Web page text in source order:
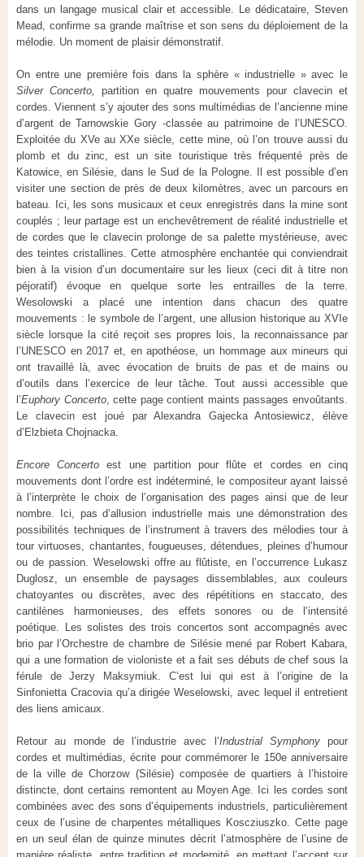
dans un langage musical clair et accessible. Le dédicataire, Steven
Mead, confirme sa grande maîtrise et son sens du déploiement de la
mélodie. Un moment de plaisir démonstratif.
On entre une première fois dans la sphère « industrielle » avec le
Silver Concerto, partition en quatre mouvements pour clavecin et
cordes. Viennent s’y ajouter des sons multimédias de l’ancienne mine
d’argent de Tarnowskie Gory -classée au patrimoine de l’UNESCO.
Exploitée du XVe au XXe siècle, cette mine, où l’on trouve aussi du
plomb et du zinc, est un site touristique très fréquenté près de
Katowice, en Silésie, dans le Sud de la Pologne. Il est possible d’en
visiter une section de près de deux kilomètres, avec un parcours en
bateau. Ici, les sons musicaux et ceux enregistrés dans la mine sont
couplés ; leur partage est un enchevêtrement de réalité industrielle et
de cordes que le clavecin prolonge de sa palette mystérieuse, avec
des teintes cristallines. Cette atmosphère enchantée qui conviendrait
bien à la vision d’un documentaire sur les lieux (ceci dit à titre non
péjoratif) évoque en quelque sorte les entrailles de la terre.
Wesolowski a placé une intention dans chacun des quatre
mouvements : le symbole de l’argent, une allusion historique au XVIe
siècle lorsque la cité reçoit ses propres lois, la reconnaissance par
l’UNESCO en 2017 et, en apothéose, un hommage aux mineurs qui
ont travaillé là, avec évocation de bruits de pas et de mains ou
d’outils dans l’exercice de leur tâche. Tout aussi accessible que
l’Euphory Concerto, cette page contient maints passages envoûtants.
Le clavecin est joué par Alexandra Gajecka Antosiewicz, élève
d’Elzbieta Chojnacka.
Encore Concertoest une partition pour flûte et cordes en cinq
mouvements dont l’ordre est indéterminé, le compositeur ayant laissé
à l’interprète le choix de l’organisation des pages ainsi que de leur
nombre. Ici, pas d’allusion industrielle mais une démonstration des
possibilités techniques de l’instrument à travers des mélodies tour à
tour virtuoses, chantantes, fougueuses, détendues, pleines d’humour
ou de passion. Weselowski offre au flûtiste, en l’occurrence Lukasz
Duglosz, un ensemble de paysages dissemblables, aux couleurs
chatoyantes ou discrètes, avec des répétitions en staccato, des
cantilènes harmonieuses, des effets sonores ou de l’intensité
poétique. Les solistes des trois concertos sont accompagnés avec
brio par l’Orchestre de chambre de Silésie mené par Robert Kabara,
qui a une formation de violoniste et a fait ses débuts de chef sous la
férule de Jerzy Maksymiuk. C’est lui qui est à l’origine de la
Sinfonietta Cracovia qu’a dirigée Weselowski, avec lequel il entretient
des liens amicaux.
Retour au monde de l’industrie avec l’Industrial Symphonypour
cordes et multimédias, écrite pour commémorer le 150eanniversaire
de la ville de Chorzow (Silésie) composée de quartiers à l’histoire
distincte, dont certains remontent au Moyen Age. Ici les cordes sont
combinées avec des sons d’équipements industriels, particulièrement
ceux de l’usine de charpentes métalliques Koscziuszko. Cette page
en un seul élan de quinze minutes décrit l’atmosphère de l’usine de